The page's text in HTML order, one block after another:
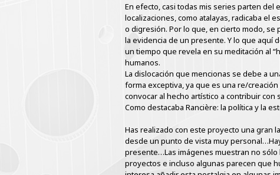
En efecto, casi todas mis series parten
localizaciones, como atalayas, radicaba el
o digresión. Por lo que, en cierto modo,
la evidencia de un presente. Y lo que
un tiempo que revela en su meditación al
humanos.
La dislocación que mencionas se debe a
forma exceptiva, ya que es una re/
convocar al hecho artístico a contribuir
Como destacaba Rancière: la política y la
Has realizado con este proyecto una gran
desde un punto de vista muy
presente…Las imágenes muestran no sólo
proyectos e incluso algunas parecen que